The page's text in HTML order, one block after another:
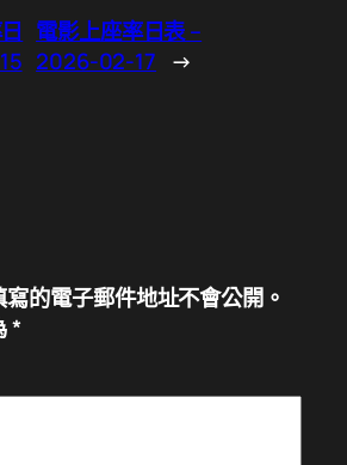
電影上座率日表 –
2026-02-17 →
的電子郵件地址不會公開。
*